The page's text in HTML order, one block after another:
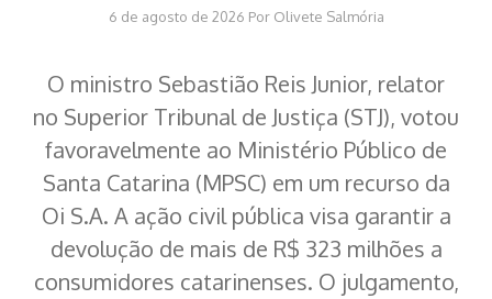
6 de agosto de 2026 Por Olivete Salmória
O ministro Sebastião Reis Junior, relator
no Superior Tribunal de Justiça (STJ), votou
favoravelmente ao Ministério Público de
Santa Catarina (MPSC) em um recurso da
Oi S.A. A ação civil pública visa garantir a
devolução de mais de R$ 323 milhões a
consumidores catarinenses. O julgamento,